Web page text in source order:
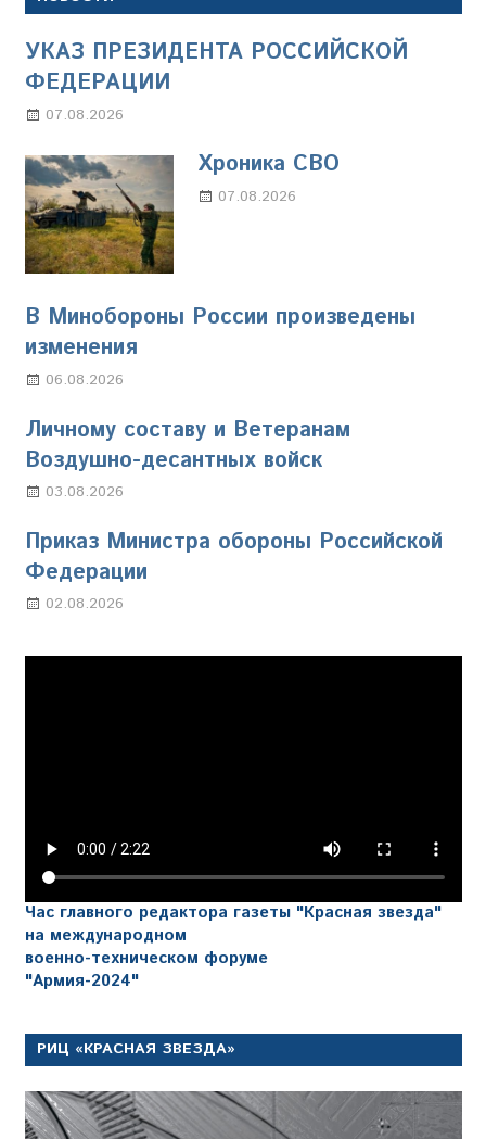
УКАЗ ПРЕЗИДЕНТА РОССИЙСКОЙ
ФЕДЕРАЦИИ
07.08.2026
Хроника СВО
07.08.2026
В Минобороны России произведены
изменения
06.08.2026
Личному составу и Ветеранам
Воздушно-десантных войск
03.08.2026
Приказ Министра обороны Российской
Федерации
02.08.2026
Час главного редактора газеты "Красная звезда"
на международном
военно-техническом форуме
"Армия-2024"
РИЦ «КРАСНАЯ ЗВЕЗДА»